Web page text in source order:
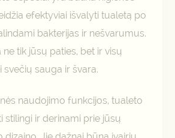
efektyviai išvalyti tualetą po
bakterijas ir nešvarumus.
tik jūsų paties, bet ir visų
sauga ir švara.
naudojimo funkcijos, tualeto
stilingi ir derinami prie jūsų